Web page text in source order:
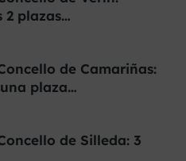
2 plazas…
de Camariñas:
plaza…
de Silleda: 3